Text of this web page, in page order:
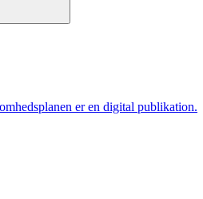
er en digital publikation.